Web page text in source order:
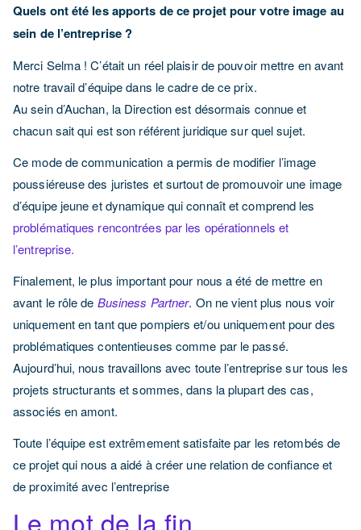
Quels ont été les apports de ce projet pour votre image au
sein de l’entreprise ?
Merci Selma ! C’était un réel plaisir de pouvoir mettre en avant
notre travail d’équipe dans le cadre de ce prix.
Au sein d’Auchan, la Direction est désormais connue et
chacun sait qui est son référent juridique sur quel sujet.
Ce mode de communication a permis de modifier l’image
poussiéreuse des juristes et surtout de promouvoir une image
d’équipe jeune et dynamique qui connaît et comprend les
problématiques rencontrées par les opérationnels et
l’entreprise.
Finalement, le plus important pour nous a été de mettre en
avant le rôle de Business Partner. On ne vient plus nous voir
uniquement en tant que pompiers et/ou uniquement pour des
problématiques contentieuses comme par le passé.
Aujourd’hui, nous travaillons avec toute l’entreprise sur tous les
projets structurants et sommes, dans la plupart des cas,
associés en amont.
Toute l’équipe est extrêmement satisfaite par les retombés de
ce projet qui nous a aidé à créer une relation de confiance et
de proximité avec l’entreprise
Le mot de la fin